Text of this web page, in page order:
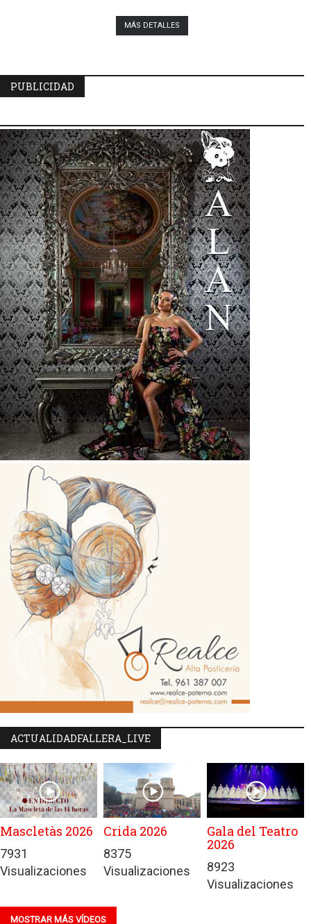
MÁS DETALLES
PUBLICIDAD
ACTUALIDADFALLERA_LIVE
Mascletàs 2026
7931
Visualizaciones
Crida 2026
8375
Visualizaciones
Gala del Teatro
2026
8923
Visualizaciones
MOSTRAR MÁS VÍDEOS